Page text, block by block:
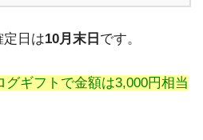
定日は10月末日 です。
グギフトで金額は3,000円相当